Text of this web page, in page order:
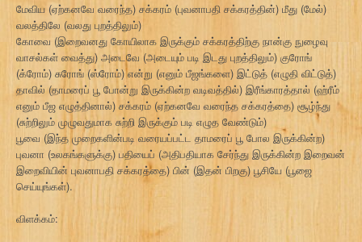
மேவிய (ஏற்கனவே வரைந்த) சக்கரம் (புவனாபதி சக்கரத்தின்) மீது (மேல்)
வலத்திலே (வலது புறத்திலும்)
கோவை (இறைவனது கோயிலாக இருக்கும் சக்கரத்திற்கு நான்கு நுழைவு
வாசல்கள் வைத்து) அடைவே (அடையும் படி இடது புறத்திலும்) குரோங்
(க்ரோம்) சுரோங் (ஸ்ரோம்) என்று (எனும் பீஜங்களை) இட்டுத் (எழுதி விட்டுத்)
தாவில் (தாமரைப் பூ போன்று இருக்கின்ற வடிவத்தில்) இரீங்காரத்தால் (ஹ்ரீம்
எனும் பீஜ எழுத்தினால்) சக்கரம் (ஏற்கனவே வரைந்த சக்கரத்தை) சூழ்ந்து
(சுற்றிலும் முழுவதுமாக சுற்றி இருக்கும் படி எழுத வேண்டும்)
பூவை (இந்த முறைகளின்படி வரையப்பட்ட தாமரைப் பூ போல இருக்கின்ற)
புவனா (உலகங்களுக்கு) பதியைப் (அதிபதியாக சேர்ந்து இருக்கின்ற இறைவன்
இறைவியின் புவனாபதி சக்கரத்தை) பின் (இதன் பிறகு) பூசியே (பூஜை
செய்யுங்கள்).
விளக்கம்: